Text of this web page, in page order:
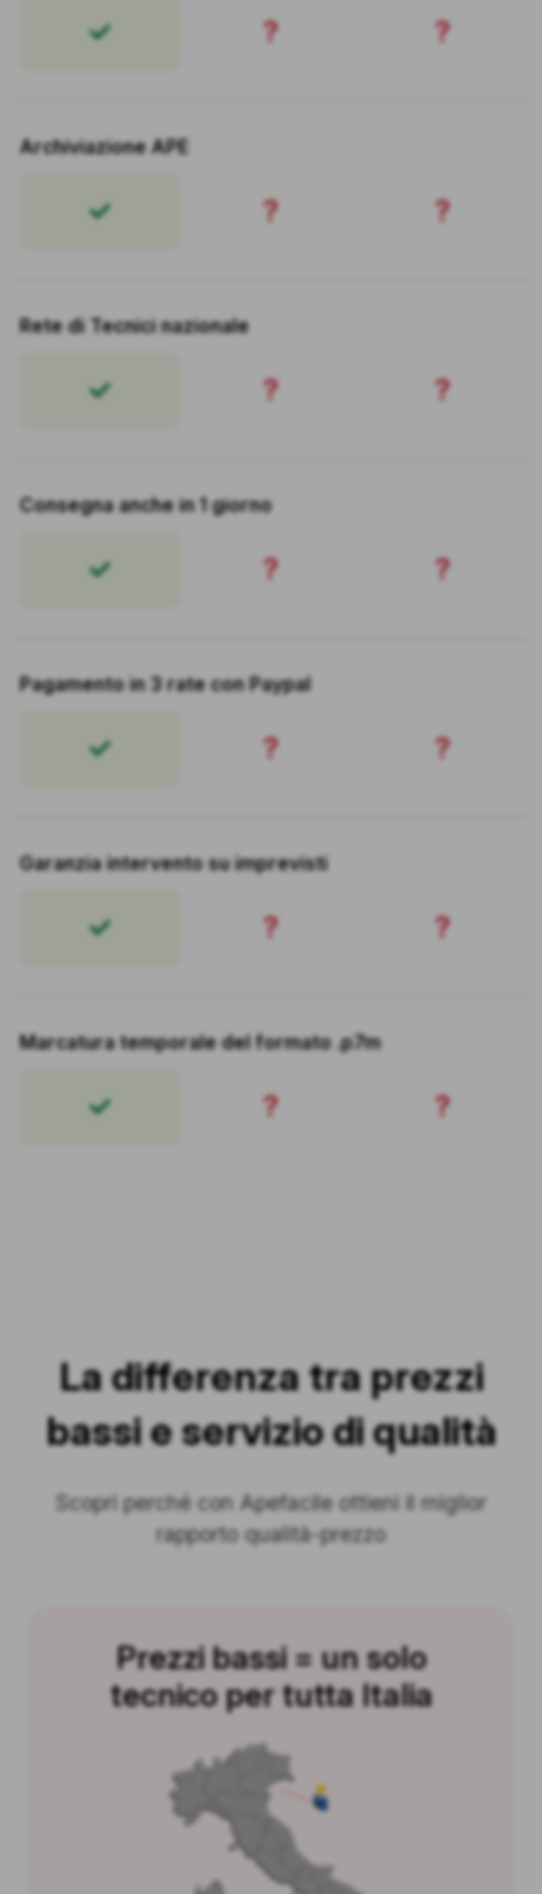
? ?
Archiviazione APE
? ?
Rete di Tecnici nazionale
? ?
Consegna anche in 1 giorno
? ?
Pagamento in 3 rate con Paypal
? ?
Garanzia intervento su imprevisti
? ?
Marcatura temporale del formato .p7m
? ?
La differenza tra prezzi
bassi e servizio di qualità
Scopri perché con Apefacile ottieni il miglior
rapporto qualità-prezzo
Prezzi bassi = un solo
tecnico per tutta Italia